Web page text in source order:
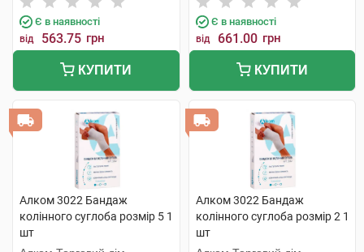
Є в наявності
від 563.75 грн
КУПИТИ
Є в наявності
від 661.00 грн
КУПИТИ
Алком 3022 Бандаж
колінного суглоба розмір 5 1
шт
Алком 3022 Бандаж
колінного суглоба розмір 2 1
шт